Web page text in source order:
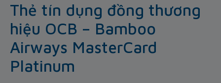
Thẻ tín dụng đồng thương
hiệu OCB – Bamboo
Airways MasterCard
Platinum